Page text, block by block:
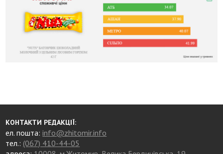
КОНТАКТИ РЕДАКЦІЇ:
ел. пошта:info@zhitomir.info
тел.: (067) 410-44-05